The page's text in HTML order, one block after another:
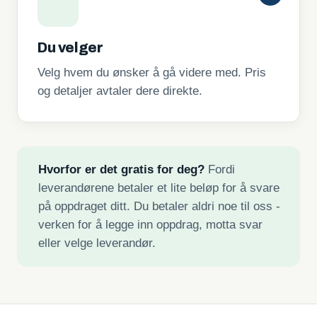
Du velger
Velg hvem du ønsker å gå videre med. Pris
og detaljer avtaler dere direkte.
Hvorfor er det gratis for deg?Fordi
leverandørene betaler et lite beløp for å svare
på oppdraget ditt. Du betaler aldri noe til oss -
verken for å legge inn oppdrag, motta svar
eller velge leverandør.